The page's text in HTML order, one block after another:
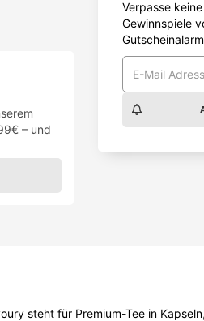
– und
Verpasse
Gewinnspiele
steht für Premium-Tee in